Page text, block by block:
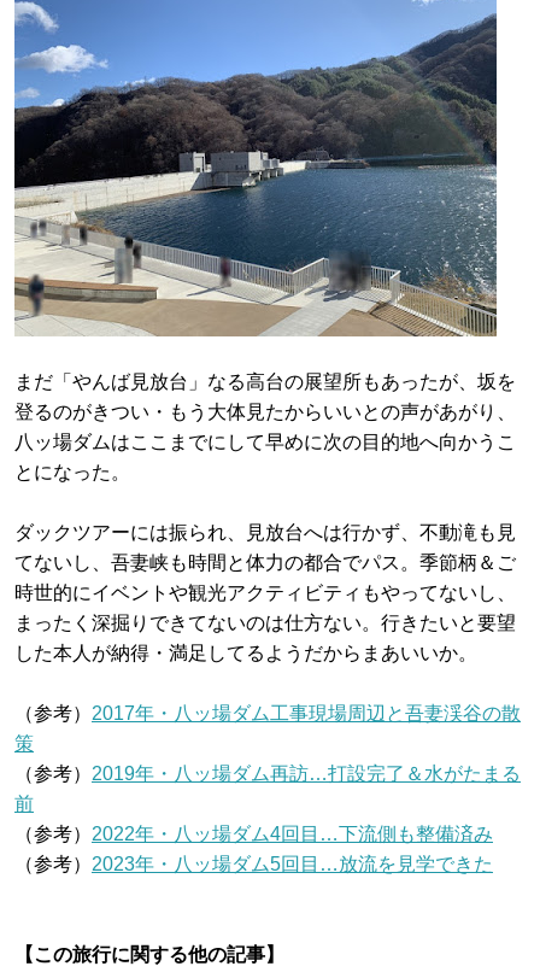
まだ「やんば見放台」なる高台の展望所もあったが、坂を
登るのがきつい・もう大体見たからいいとの声があがり、
八ッ場ダムはここまでにして早めに次の目的地へ向かうこ
とになった。
ダックツアーには振られ、見放台へは行かず、不動滝も見
てないし、吾妻峡も時間と体力の都合でパス。季節柄＆ご
時世的にイベントや観光アクティビティもやってないし、
まったく深掘りできてないのは仕方ない。行きたいと要望
した本人が納得・満足してるようだからまあいいか。
（参考） 2017年・八ッ場ダム工事現場周辺と吾妻渓谷の散
策
（参考） 2019年・八ッ場ダム再訪…打設完了＆水がたまる
前
（参考） 2022年・八ッ場ダム4回目…下流側も整備済み
（参考） 2023年・八ッ場ダム5回目…放流を見学できた
【この旅行に関する他の記事】